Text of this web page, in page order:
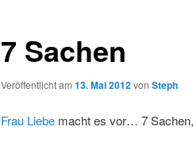
7 Sachen
Veröffentlicht am 13. Mai 2012von Steph
Frau Liebemacht es vor… 7 Sachen,